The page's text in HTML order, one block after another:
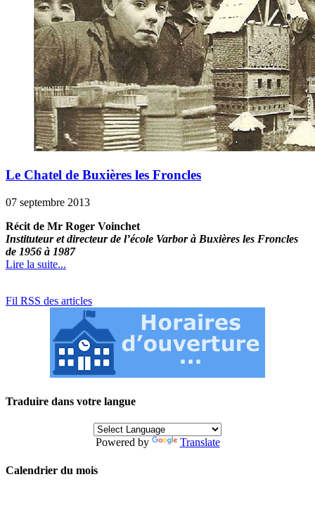
Le Chatel de Buxières les Froncles
07 septembre 2013
Récit de Mr Roger Voinchet
Instituteur et directeur de l’école Varbor à Buxières les Froncles
de 1956 à 1987
Lire la suite...
Fil RSS des articles
Traduire dans votre langue
Powered by Translate
Calendrier du mois